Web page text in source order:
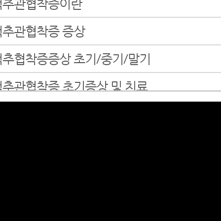
관협착증이란
관협착증 증상
협착증증상 초기/중기/말기
관협착증 초기증상 및 치료